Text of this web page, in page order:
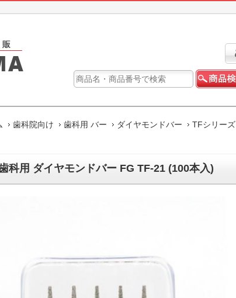
歯科院向け 歯科用 バー ダイヤモンドバー TFシリーズ
科用 ダイヤモンドバー FG TF-21 (100本入)